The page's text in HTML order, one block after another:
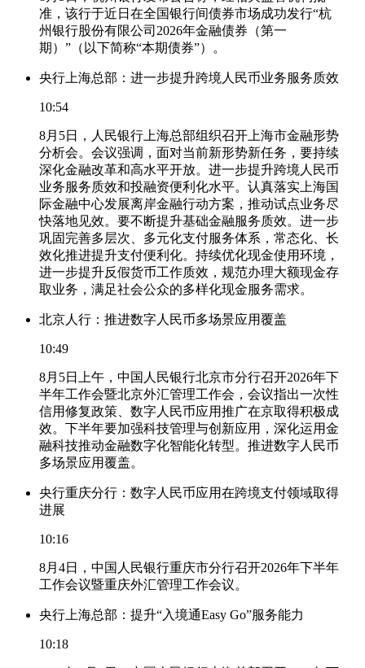
准，该行于近日在全国银行间债券市场成功发行“杭
州银行股份有限公司2026年金融债券（第一
期）”（以下简称“本期债券”）。
央行上海总部：进一步提升跨境人民币业务服务质效
10:54
8月5日，人民银行上海总部组织召开上海市金融形势
分析会。会议强调，面对当前新形势新任务，要持续
深化金融改革和高水平开放。进一步提升跨境人民币
业务服务质效和投融资便利化水平。认真落实上海国
际金融中心发展离岸金融行动方案，推动试点业务尽
快落地见效。要不断提升基础金融服务质效。进一步
巩固完善多层次、多元化支付服务体系，常态化、长
效化推进提升支付便利化。持续优化现金使用环境，
进一步提升反假货币工作质效，规范办理大额现金存
取业务，满足社会公众的多样化现金服务需求。
北京人行：推进数字人民币多场景应用覆盖
10:49
8月5日上午，中国人民银行北京市分行召开2026年下
半年工作会暨北京外汇管理工作会，会议指出一次性
信用修复政策、数字人民币应用推广在京取得积极成
效。下半年要加强科技管理与创新应用，深化运用金
融科技推动金融数字化智能化转型。推进数字人民币
多场景应用覆盖。
央行重庆分行：数字人民币应用在跨境支付领域取得
进展
10:16
8月4日，中国人民银行重庆市分行召开2026年下半年
工作会议暨重庆外汇管理工作会议。
央行上海总部：提升“入境通Easy Go”服务能力
10:18